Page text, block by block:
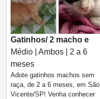
Gatinhos/ 2 macho e
Médio | Ambos | 2 a 6
meses
Adote gatinhos machos sem
raça, de 2 a 6 meses, em São
Vicente/SP! Venha conhecer